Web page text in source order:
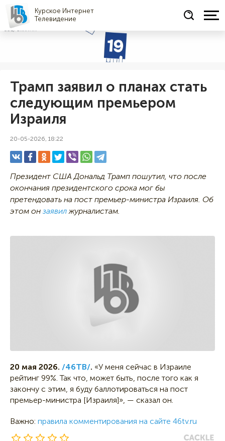
Курское Интернет
Телевидение
СОЦРЕКЛАМА
Трамп заявил о планах стать
следующим премьером
Израиля
20-05-2026, 18:22
Президент США Дональд Трамп пошутил, что после
окончания президентского срока мог бы
претендовать на пост премьер-министра Израиля. Об
этом он заявил журналистам.
20 мая 2026. /46ТВ/. «У меня сейчас в Израиле
рейтинг 99%. Так что, может быть, после того как я
закончу с этим, я буду баллотироваться на пост
премьер-министра [Израиля]», — сказал он.
Важно: правила комментирования на сайте 46tv.ru